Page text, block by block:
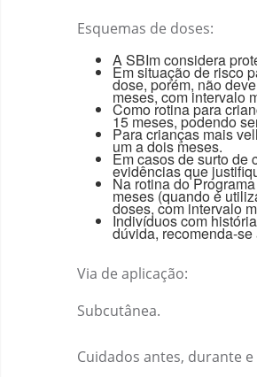
Esquemas de doses:
A SBIm considera
Em situação de risco
dose, porém, não
meses, com intervalo
Como rotina para
15 meses, podendo
Para crianças mais
um a dois meses.
Em casos de surto de
evidências que
Na rotina do
meses (quando é
doses, com intervalo
Indivíduos com
dúvida, recomenda-
Via de aplicação:
Subcutânea.
Cuidados antes, durante